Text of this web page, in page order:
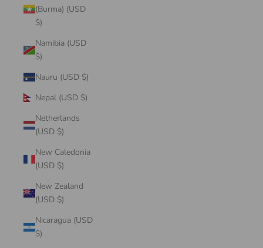
(Burma) (USD
$)
Namibia (USD
$)
Nauru (USD $)
Nepal (USD $)
Netherlands
(USD $)
New Caledonia
(USD $)
New Zealand
(USD $)
Nicaragua (USD
$)